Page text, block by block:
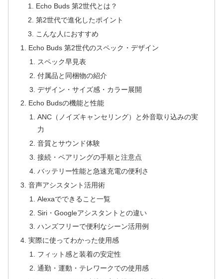
Echo Buds 第2世代とは？
第2世代で進化したポイント
こんな人におすすめ
Echo Buds 第2世代のスペック・デザイン
スペック早見表
付属品と同梱物の紹介
デザイン・サイズ感・カラー展開
Echo Budsの機能と性能
ANC（ノイズキャンセリング）と外音取り込みの実
力
音質とサウンド体験
接続・ペアリングの手順と注意点
バッテリー性能と急速充電の便利さ
音声アシスタント活用術
Alexaでできること一覧
Siri・Googleアシスタントとの違い
ハンズフリーで便利なシーン活用例
実際に使ってわかった使用感
フィット感と装着の安定性
通勤・運動・テレワークでの使用感